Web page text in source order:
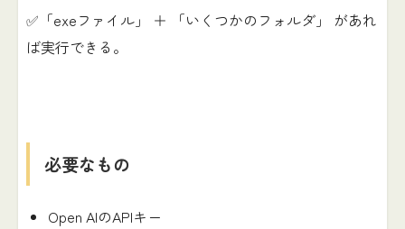
✅「exeファイル」 ＋ 「いくつかのフォルダ」 があれ
ば実行できる。
必要なもの
Open AIのAPIキー